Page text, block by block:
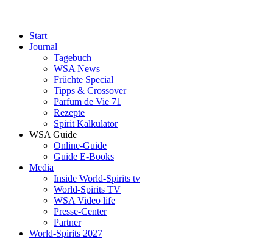
Start
Journal
Tagebuch
WSA News
Früchte Special
Tipps & Crossover
Parfum de Vie 71
Rezepte
Spirit Kalkulator
WSA Guide
Online-Guide
Guide E-Books
Media
Inside World-Spirits tv
World-Spirits TV
WSA Video life
Presse-Center
Partner
World-Spirits 2027